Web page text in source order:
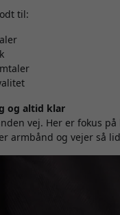
til:
og altid klar
vej. Her er fokus
armbånd og vejer så